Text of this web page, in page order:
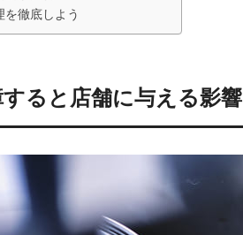
徹底しよう
ると店舗に与える影響